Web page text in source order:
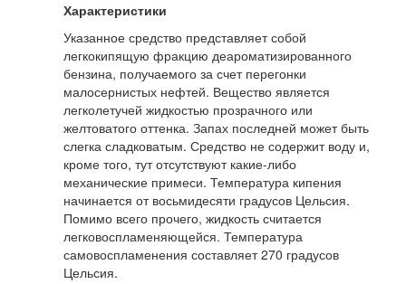
Характеристики
Указанное средство представляет собой
легкокипящую фракцию деароматизированного
бензина, получаемого за счет перегонки
малосернистых нефтей. Вещество является
легколетучей жидкостью прозрачного или
желтоватого оттенка. Запах последней может быть
слегка сладковатым. Средство не содержит воду и,
кроме того, тут отсутствуют какие-либо
механические примеси. Температура кипения
начинается от восьмидесяти градусов Цельсия.
Помимо всего прочего, жидкость считается
легковоспламеняющейся. Температура
самовоспламенения составляет 270 градусов
Цельсия.